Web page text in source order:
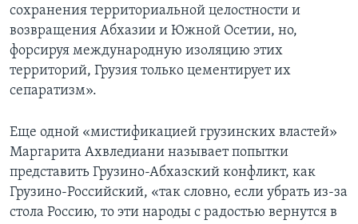
сохранения территориальной целостности и
возвращения Абхазии и Южной Осетии, но,
форсируя международную изоляцию этих
территорий, Грузия только цементирует их
сепаратизм».
Еще одной «мистификацией грузинских властей»
Маргарита Ахвледиани называет попытки
представить Грузино-Абхазский конфликт, как
Грузино-Российский, «так словно, если убрать из-за
стола Россию, то эти народы с радостью вернутся в